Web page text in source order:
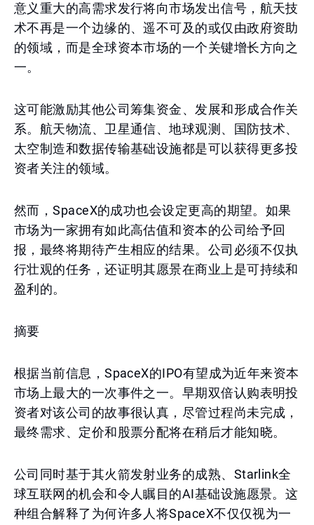
意义重大的高需求发行将向市场发出信号，航天技
术不再是一个边缘的、遥不可及的或仅由政府资助
的领域，而是全球资本市场的一个关键增长方向之
一。
这可能激励其他公司筹集资金、发展和形成合作关
系。航天物流、卫星通信、地球观测、国防技术、
太空制造和数据传输基础设施都是可以获得更多投
资者关注的领域。
然而，SpaceX的成功也会设定更高的期望。如果
市场为一家拥有如此高估值和资本的公司给予回
报，最终将期待产生相应的结果。公司必须不仅执
行壮观的任务，还证明其愿景在商业上是可持续和
盈利的。
摘要
根据当前信息，SpaceX的IPO有望成为近年来资本
市场上最大的一次事件之一。早期双倍认购表明投
资者对该公司的故事很认真，尽管过程尚未完成，
最终需求、定价和股票分配将在稍后才能知晓。
公司同时基于其火箭发射业务的成熟、Starlink全
球互联网的机会和令人瞩目的AI基础设施愿景。这
种组合解释了为何许多人将SpaceX不仅仅视为一